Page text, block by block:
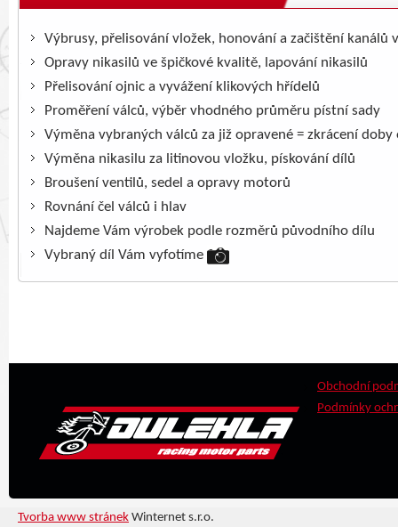
Výbrusy, přelisování vložek, honování a začištění kanálů
Opravy nikasilů ve špičkové kvalitě, lapování nikasilů
Přelisování ojnic a vyvážení klikových hřídelů
Proměření válců, výběr vhodného průměru pístní sady
Výměna vybraných válců za již opravené = zkrácení doby
Výměna nikasilu za litinovou vložku, pískování dílů
Broušení ventilů, sedel a opravy motorů
Rovnání čel válců i hlav
Najdeme Vám výrobek podle rozměrů původního dílu
Vybraný díl Vám vyfotíme
Obchodní
Podmínky
Tvorba www stránek Winternet s.r.o.